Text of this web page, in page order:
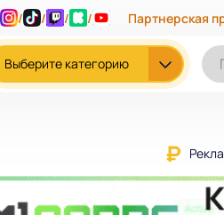
/ / / / Партнерская
Выберите категорию